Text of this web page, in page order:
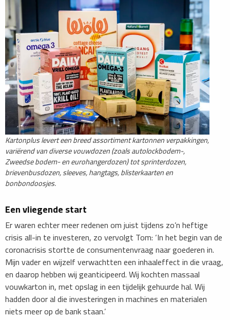
Kartonplus levert een breed assortiment kartonnen verpakkingen,
variërend van diverse vouwdozen (zoals autolockbodem-,
Zweedse bodem- en eurohangerdozen) tot sprinterdozen,
brievenbusdozen, sleeves, hangtags, blisterkaarten en
bonbondoosjes.
Een vliegende start
Er waren echter meer redenen om juist tijdens zo’n heftige
crisis all-in te investeren, zo vervolgt Tom: ‘In het begin van de
coronacrisis stortte de consumentenvraag naar goederen in.
Mijn vader en wijzelf verwachtten een inhaaleffect in die vraag,
en daarop hebben wij geanticipeerd. Wij kochten massaal
vouwkarton in, met opslag in een tijdelijk gehuurde hal. Wij
hadden door al die investeringen in machines en materialen
niets meer op de bank staan.’